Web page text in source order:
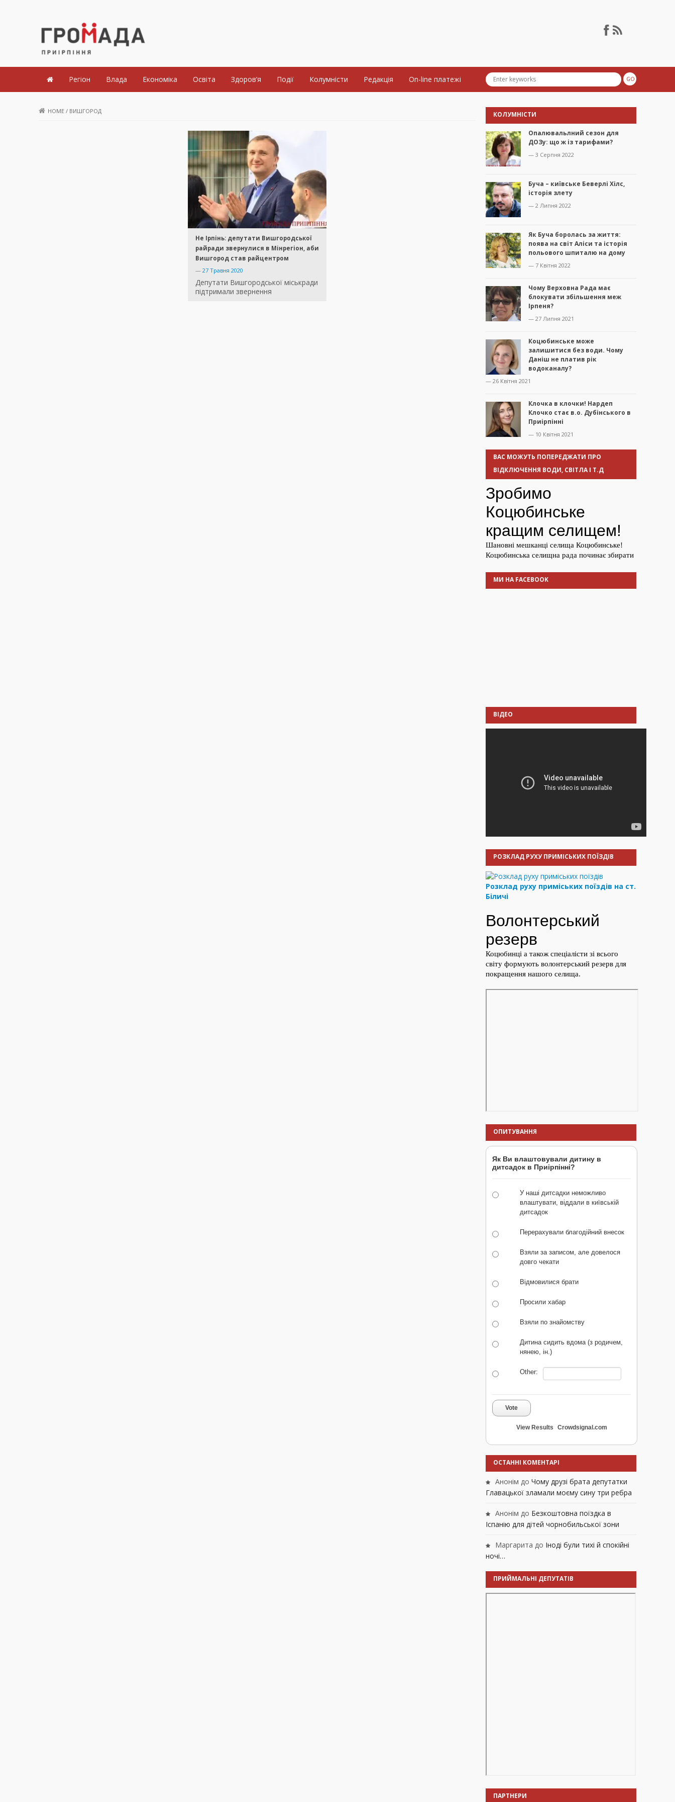
Громада Приірпіння
Регіон Влада Економіка Освіта Здоров’я Події Колумністи Редакція On-line платежі
HOME / ВИШГОРОД
Не Ірпінь: депутати Вишгородської
райради звернулися в Мінрегіон, аби
Вишгород став райцентром
— 27 Травня 2020
Депутати Вишгородської міськради
підтримали звернення
КОЛУМНІСТИ
Опалювальлний сезон для
ДОЗу: що ж із тарифами?
— 3 Серпня 2022
Буча – київське Беверлі Хілс,
історія злету
— 2 Липня 2022
Як Буча боролась за життя:
поява на світ Аліси та історія
польового шпиталю на дому
— 7 Квітня 2022
Чому Верховна Рада має
блокувати збільшення меж
Ірпеня?
— 27 Липня 2021
Коцюбинське може
залишитися без води. Чому
Даніш не платив рік
водоканалу?
— 26 Квітня 2021
Клочка в клочки! Нардеп
Клочко стає в.о. Дубінського в
Приірпінні
— 10 Квітня 2021
ВАС МОЖУТЬ ПОПЕРЕДЖАТИ ПРО
ВІДКЛЮЧЕННЯ ВОДИ, СВІТЛА І Т.Д
МИ НА FACEBOOK
ВІДЕО
РОЗКЛАД РУХУ ПРИМІСЬКИХ ПОЇЗДІВ
Розклад руху приміських поїздів на ст.
Біличі
ОПИТУВАННЯ
Як Ви влаштовували дитину в
дитсадок в Приірпінні?
У наші дитсадки неможливо
влаштувати, віддали в київській
дитсадок
Перерахували благодійний внесок
Взяли за записом, але довелося
довго чекати
Відмовилися брати
Просили хабар
Взяли по знайомству
Дитина сидить вдома (з родичем,
нянею, ін.)
Other:
Vote
View Results Crowdsignal.com
ОСТАННІ КОМЕНТАРІ
Анонім до Чому друзі брата депутатки
Главацької зламали моєму сину три ребра
Анонім до Безкоштовна поїздка в
Іспанію для дітей чорнобильської зони
Маргарита до Іноді були тихі й спокійні
ночі…
ПРИЙМАЛЬНІ ДЕПУТАТІВ
ПАРТНЕРИ